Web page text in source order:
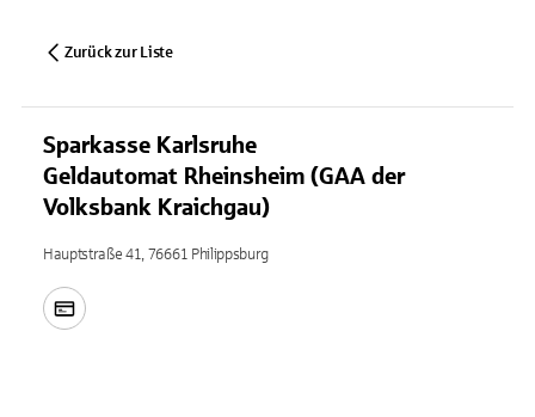
Zurück zur Liste
Sparkasse Karlsruhe
Geldautomat Rheinsheim (GAA der
Volksbank Kraichgau)
Hauptstraße 41, 76661 Philippsburg